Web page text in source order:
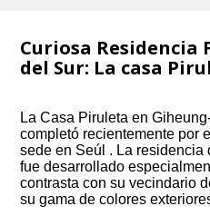
Curiosa Residencia
del Sur: La casa
La Casa Piruleta en
completó recientemente por
sede en Seúl . La residencia
fue desarrollado
contrasta con su vecindario
su gama de colores